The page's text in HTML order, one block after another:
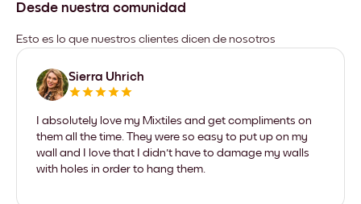
Desde nuestra comunidad
Esto es lo que nuestros clientes dicen de nosotros
Sierra Uhrich
I absolutely love my Mixtiles and get compliments on
them all the time. They were so easy to put up on my
wall and I love that I didn't have to damage my walls
with holes in order to hang them.